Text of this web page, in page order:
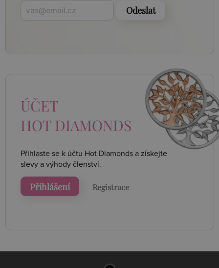
Odeslat
ÚČET
HOT DIAMONDS
Přihlaste se k účtu Hot Diamonds a získejte
slevy a výhody členství.
Přihlášení Registrace